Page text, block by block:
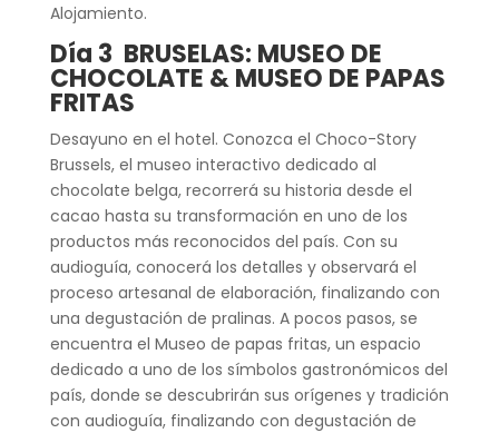
Alojamiento.
Día 3 BRUSELAS: MUSEO DE
CHOCOLATE & MUSEO DE PAPAS
FRITAS
Desayuno en el hotel. Conozca el Choco-Story
Brussels, el museo interactivo dedicado al
chocolate belga, recorrerá su historia desde el
cacao hasta su transformación en uno de los
productos más reconocidos del país. Con su
audioguía, conocerá los detalles y observará el
proceso artesanal de elaboración, finalizando con
una degustación de pralinas. A pocos pasos, se
encuentra el Museo de papas fritas, un espacio
dedicado a uno de los símbolos gastronómicos del
país, donde se descubrirán sus orígenes y tradición
con audioguía, finalizando con degustación de